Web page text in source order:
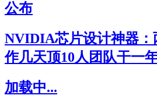
公布
NVIDIA芯片设计神器：
作几天顶10人团队干一
加载中...